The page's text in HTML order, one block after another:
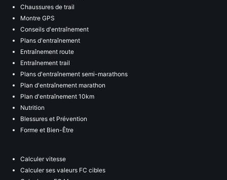
Chaussures de trail
Montre GPS
Conseils d'entraînement
Plans d'entraînement
Entraînement route
Entraînement trail
Plans d'entraînement semi-marathons
Plan d'entraînement marathon
Plan d'entraînement 10km
Nutrition
Blessures et Prévention
Forme et Bien-Être
Calculer vitesse
Calculer ses valeurs FC cibles